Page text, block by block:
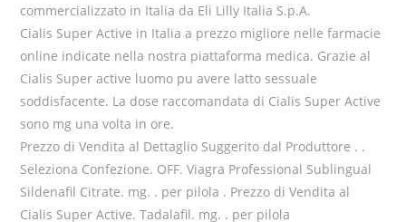
commercializzato in Italia da Eli Lilly Italia S.p.A.
Cialis Super Active in Italia a prezzo migliore nelle farmacie
online indicate nella nostra piattaforma medica. Grazie al
Cialis Super active luomo pu avere latto sessuale
soddisfacente. La dose raccomandata di Cialis Super Active
sono mg una volta in ore.
Prezzo di Vendita al Dettaglio Suggerito dal Produttore . .
Seleziona Confezione. OFF. Viagra Professional Sublingual
Sildenafil Citrate. mg. . per pilola . Prezzo di Vendita al
Cialis Super Active. Tadalafil. mg. . per pilola